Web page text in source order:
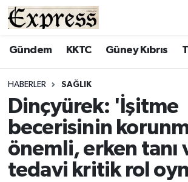
Gündem KKTC Güney Kıbrıs
HABERLER SAĞLIK
Dinçyürek: 'İşitme
becerisinin
önemli, erken tanı
tedavi kritik rol
ALAYKÖY
BİLİM
ÇATALKÖY
DÜNYA
Hava Durumu
Süper Lig Puan Durumu ve Fikstür
Tüm Manşetler
Son Dakika Haberleri